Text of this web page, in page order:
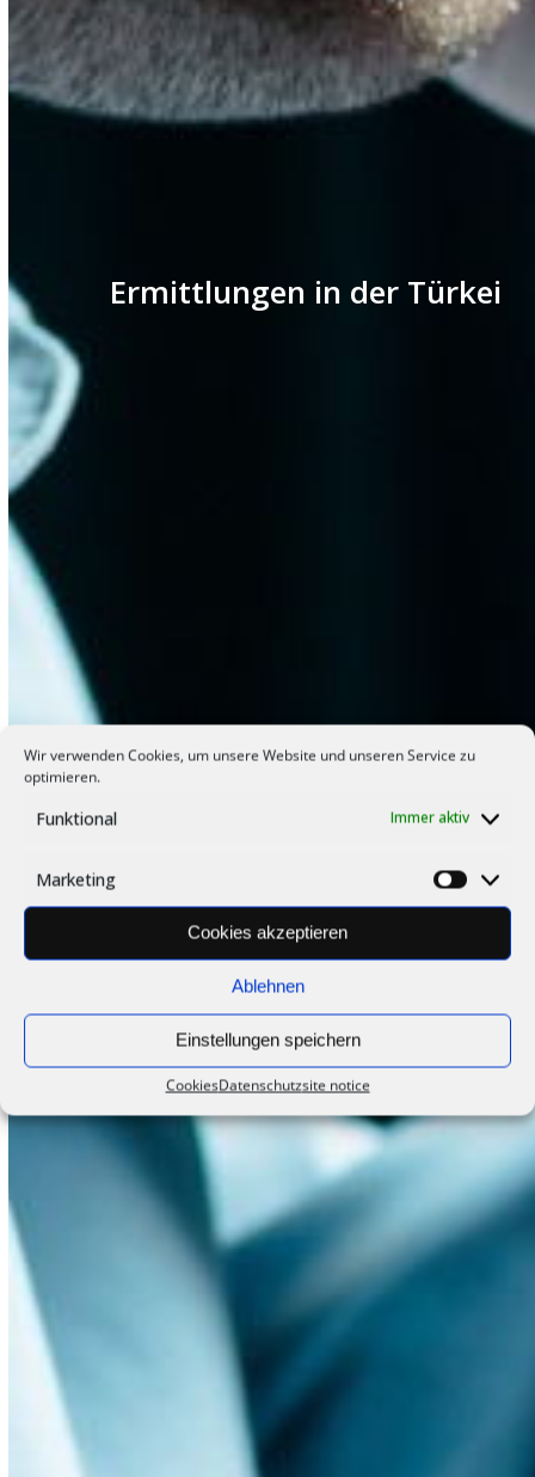
Wir verwenden Cookies, um unsere Website und unseren Service zu
optimieren.
Funktional Immer aktiv
Marketing
Cookies akzeptieren
Ablehnen
Einstellungen speichern
CookiesDatenschutzsite notice
Ermittlungen in der Türkei